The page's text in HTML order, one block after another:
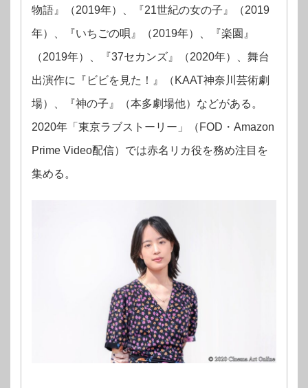
物語』（2019年）、『21世紀の女の子』（2019
年）、『いちごの唄』（2019年）、『楽園』
（2019年）、『37セカンズ』（2020年）、舞台
出演作に『ビビを見た！』（KAAT神奈川芸術劇
場）、『神の子』（本多劇場他）などがある。
2020年「東京ラブストーリー」（FOD・Amazon
Prime Video配信）では赤名リカ役を務め注目を
集める。